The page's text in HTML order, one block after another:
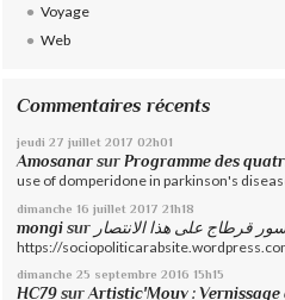
Voyage
Web
Commentaires récents
jeudi 27 juillet 2017 02h01
Amosanar surProgramme des
use of domperidone in parkinson's
dimanche 16 juillet 2017 21h18
mongi sur قرطاج على هذا الانتصار
https://
dimanche 25 septembre 2016 15h15
HC79 surArtistic'Mouv : Vernissage